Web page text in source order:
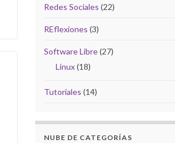
Redes Sociales (22)
REflexiones (3)
Software Libre(27)
Linux(18)
Tutoriales (14)
NUBE DE CATEGORÍAS